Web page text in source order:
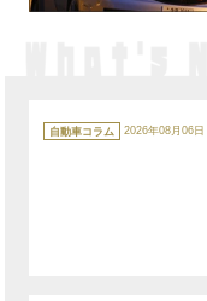
テ
ゴ
自動車コラム 2026年08月06日